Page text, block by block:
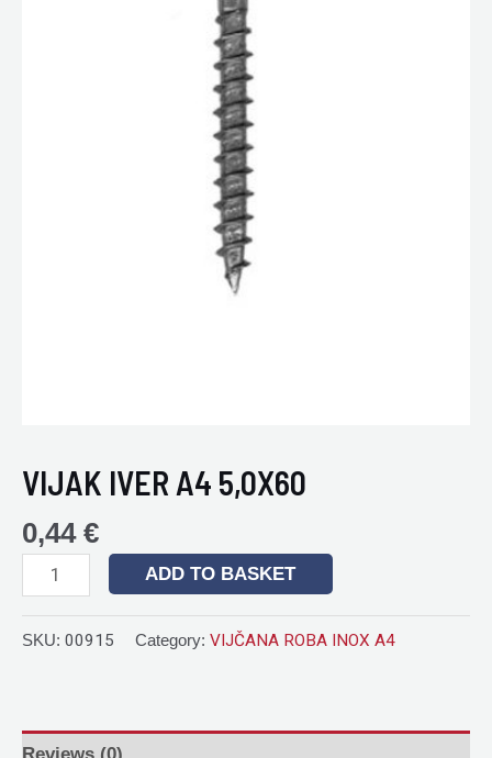
VIJAK IVER A4 5,0X60
0,44 €
ADD TO BASKET
SKU: 00915 Category: VIJČANA ROBA INOX A4